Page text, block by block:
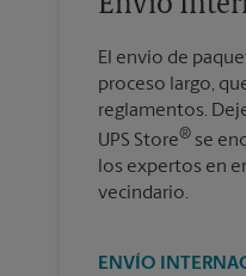
El envío de
proceso largo,
reglamentos.
UPS Store® se
los expertos en
vecindario.
ENVÍO